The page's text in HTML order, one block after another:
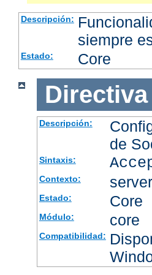
Descripción:
siempre
Estado: Core
Directiva
Descripción:
de
Sintaxis:
Contexto:
Estado: Core
Módulo: core
Compatibilidad: